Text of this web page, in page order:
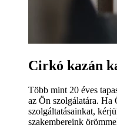
Cirkó kazán
Több mint 20 éves
az Ön szolgálatára. Ha
szolgáltatásainkat,
szakembereink